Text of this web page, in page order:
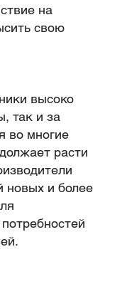
на
свою
высоко
так и за
во многие
расти
новых и более